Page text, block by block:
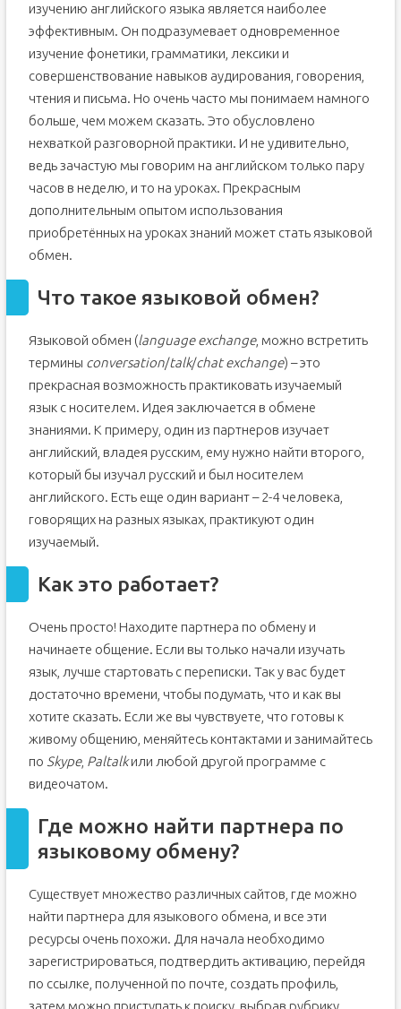
изучению английского языка является наиболее
эффективным. Он подразумевает одновременное
изучение фонетики, грамматики, лексики и
совершенствование навыков аудирования, говорения,
чтения и письма. Но очень часто мы понимаем намного
больше, чем можем сказать. Это обусловлено
нехваткой разговорной практики. И не удивительно,
ведь зачастую мы говорим на английском только пару
часов в неделю, и то на уроках. Прекрасным
дополнительным опытом использования
приобретённых на уроках знаний может стать языковой
обмен.
Что такое языковой обмен?
Языковой обмен (language exchange, можно встретить
термины conversation/talk/chat exchange) – это
прекрасная возможность практиковать изучаемый
язык с носителем. Идея заключается в обмене
знаниями. К примеру, один из партнеров изучает
английский, владея русским, ему нужно найти второго,
который бы изучал русский и был носителем
английского. Есть еще один вариант – 2-4 человека,
говорящих на разных языках, практикуют один
изучаемый.
Как это работает?
Очень просто! Находите партнера по обмену и
начинаете общение. Если вы только начали изучать
язык, лучше стартовать с переписки. Так у вас будет
достаточно времени, чтобы подумать, что и как вы
хотите сказать. Если же вы чувствуете, что готовы к
живому общению, меняйтесь контактами и занимайтесь
по Skype, Paltalkили любой другой программе с
видеочатом.
Где можно найти партнера по
языковому обмену?
Существует множество различных сайтов, где можно
найти партнера для языкового обмена, и все эти
ресурсы очень похожи. Для начала необходимо
зарегистрироваться, подтвердить активацию, перейдя
по ссылке, полученной по почте, создать профиль,
затем можно приступать к поиску, выбрав рубрику